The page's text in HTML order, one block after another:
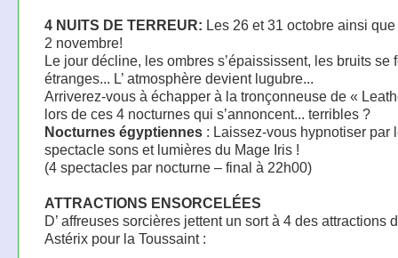
4 NUITS DE TERREUR: Les 26 et 31 octobre ainsi
2 novembre!
Le jour décline, les ombres s’épaississent, les bruits se
étranges... L’ atmosphère devient lugubre...
Arriverez-vous à échapper à la tronçonneuse de «
lors de ces 4 nocturnes qui s’annoncent... terribles ?
Nocturnes égyptiennes: Laissez-vous hypnotiser par
spectacle sons et lumières du Mage Iris !
(4 spectacles par nocturne – final à 22h00)
ATTRACTIONS ENSORCELÉES
D’ affreuses sorcières jettent un sort à 4 des attractions
Astérix pour la Toussaint :